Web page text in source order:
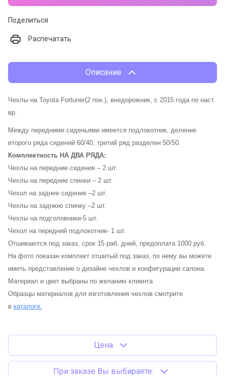
Поделиться
Распечатать
Описание
Чехлы на Toyota Fortuner(2 пок.), внедорожник, с 2015 года по наст.
вр.
Между передними сиденьями имеется подлокотник, деление
второго ряда сидений 60/40, третий ряд разделен 50/50.
Комплектность НА ДВА РЯДА:
Чехлы на передние сидения – 2 шт.
Чехлы на передние спинки – 2 шт.
Чехол на заднее сидение –2 шт.
Чехлы на заднюю спинку –2 шт.
Чехлы на подголовники-5 шт.
Чехол на передний подлокотник- 1 шт.
Отшиваются под заказ, срок 15 раб. дней, предоплата 1000 руб.
На фото показан комплект отшитый под заказ, по нему вы можете
иметь представление о дизайне чехлов и конфигурации салона.
Материал и цвет выбраны по желанию клиента
Образцы материалов для изготовления чехлов смотрите
в каталоге.
Цена
При заказе Вы выбираете: